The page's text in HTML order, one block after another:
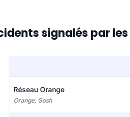
signalés par
Réseau Orange
Orange, Sosh